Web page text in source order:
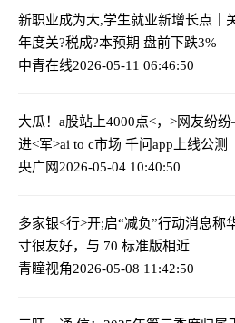
新职业成为大,学生就业新增长点｜
年度关?税成?本预期 盘前下跌3%
中青在线2026-05-11 06:46:50
大瓜！a股站上4000点<，>网友纷
进<军>ai to c市场 千问app上线公测
央广网2026-05-04 10:40:50
多家银<行>开;启“减负”行动消息称
寸很友好，与 70 标准版相近
青瞳视角2026-05-08 11:42:50